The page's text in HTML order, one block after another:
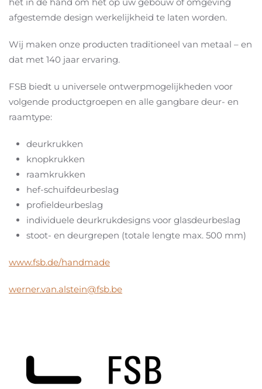
afgestemde design werkelijkheid te laten worden.
Wij maken onze producten traditioneel van metaal – en
dat met 140 jaar ervaring.
FSB biedt u universele ontwerpmogelijkheden voor
volgende productgroepen en alle gangbare deur- en
raamtype:
deurkrukken
knopkrukken
raamkrukken
hef-schuifdeurbeslag
profieldeurbeslag
individuele deurkrukdesigns voor glasdeurbeslag
stoot- en deurgrepen (totale lengte max. 500 mm)
www.fsb.de/handmade
werner.van.alstein@fsb.be